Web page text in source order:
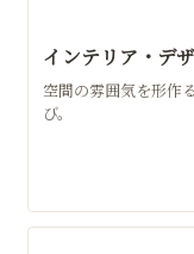
インテリア・デ
空間の雰囲気を形作
び。